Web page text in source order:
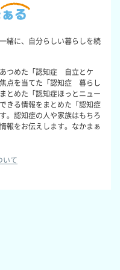
緒に、自分らしい暮らしを続
つめた「認知症 自立とケ
点を当てた「認知症 暮らし
とめた「認知症ほっとニュー
きる情報をまとめた「認知症
。認知症の人や家族はもちろ
報をお伝えします。なかまぁ
いて